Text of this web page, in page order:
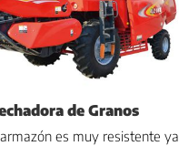
de Granos
es muy resistente ya